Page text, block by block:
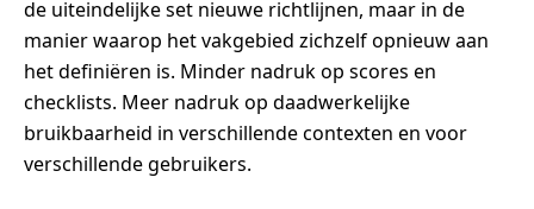
de uiteindelijke set nieuwe richtlijnen, maar in de
manier waarop het vakgebied zichzelf opnieuw aan
het definiëren is. Minder nadruk op scores en
checklists. Meer nadruk op daadwerkelijke
bruikbaarheid in verschillende contexten en voor
verschillende gebruikers.